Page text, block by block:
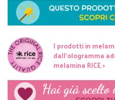
I prodotti in
dall'ologramma
melamina RICE >